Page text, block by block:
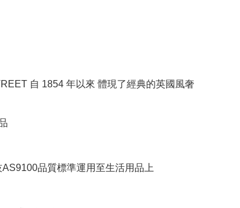
自 1854 年以來 體現了經典的英國風奢
品質標準運用至生活用品上